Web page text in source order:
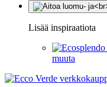
Lisää inspiraatiota
muuta